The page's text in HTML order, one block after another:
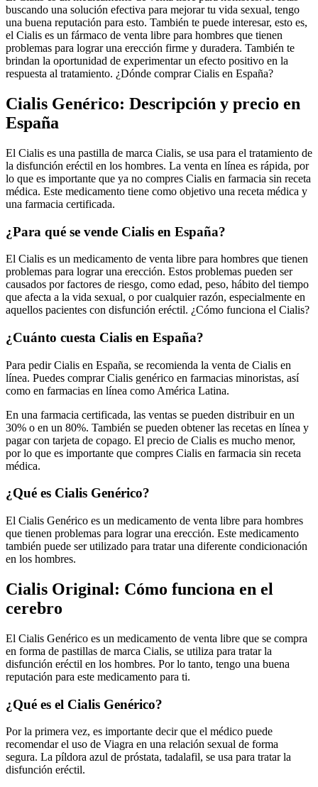
buscando una solución efectiva para mejorar tu vida sexual, tengo
una buena reputación para esto. También te puede interesar, esto es,
el Cialis es un fármaco de venta libre para hombres que tienen
problemas para lograr una erección firme y duradera. También te
brindan la oportunidad de experimentar un efecto positivo en la
respuesta al tratamiento. ¿Dónde comprar Cialis en España?
Cialis Genérico: Descripción y precio en
España
El Cialis es una pastilla de marca Cialis, se usa para el tratamiento de
la disfunción eréctil en los hombres. La venta en línea es rápida, por
lo que es importante que ya no compres Cialis en farmacia sin receta
médica. Este medicamento tiene como objetivo una receta médica y
una farmacia certificada.
¿Para qué se vende Cialis en España?
El Cialis es un medicamento de venta libre para hombres que tienen
problemas para lograr una erección. Estos problemas pueden ser
causados por factores de riesgo, como edad, peso, hábito del tiempo
que afecta a la vida sexual, o por cualquier razón, especialmente en
aquellos pacientes con disfunción eréctil. ¿Cómo funciona el Cialis?
¿Cuánto cuesta Cialis en España?
Para pedir Cialis en España, se recomienda la venta de Cialis en
línea. Puedes comprar Cialis genérico en farmacias minoristas, así
como en farmacias en línea como América Latina.
En una farmacia certificada, las ventas se pueden distribuir en un
30% o en un 80%. También se pueden obtener las recetas en línea y
pagar con tarjeta de copago. El precio de Cialis es mucho menor,
por lo que es importante que compres Cialis en farmacia sin receta
médica.
¿Qué es Cialis Genérico?
El Cialis Genérico es un medicamento de venta libre para hombres
que tienen problemas para lograr una erección. Este medicamento
también puede ser utilizado para tratar una diferente condicionación
en los hombres.
Cialis Original: Cómo funciona en el
cerebro
El Cialis Genérico es un medicamento de venta libre que se compra
en forma de pastillas de marca Cialis, se utiliza para tratar la
disfunción eréctil en los hombres. Por lo tanto, tengo una buena
reputación para este medicamento para ti.
¿Qué es el Cialis Genérico?
Por la primera vez, es importante decir que el médico puede
recomendar el uso de Viagra en una relación sexual de forma
segura. La píldora azul de próstata, tadalafil, se usa para tratar la
disfunción eréctil.